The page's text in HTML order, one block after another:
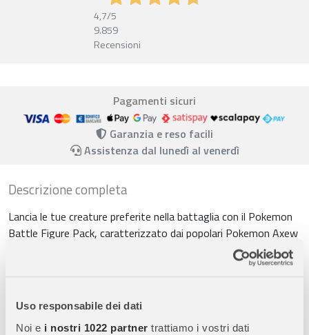
Uso responsabile dei dati
Noi e i nostri 1022 partner trattiamo i vostri dati
4,7/5
9.859
Recensioni
Pagamenti sicuri
Garanzia e reso facili
Assistenza dal lunedì al venerdì
Descrizione completa
Lancia le tue creature preferite nella battaglia con il Pokemon
Battle Figure Pack, caratterizzato dai popolari Pokemon Axew
e Froakie! Questo duo dinamico è pronto per entrare nella tua
Dettaglio Straordinario:Ogni figura cattura con precisione
l’aspetto unico e i tratti distintivi di Axew e Froakie, rendendoli